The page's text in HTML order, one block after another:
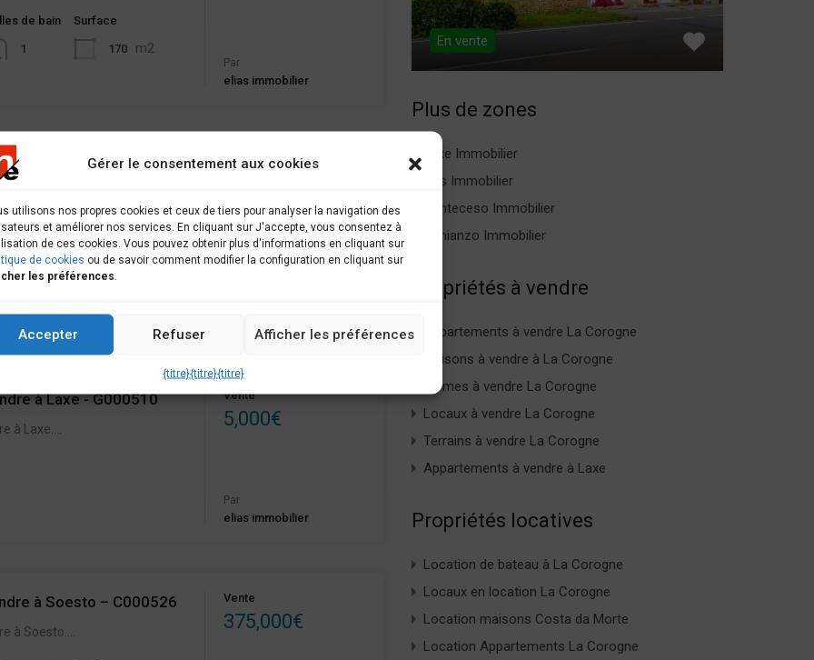
Gérer le consentement aux cookies
utilisons nos propres cookies et ceux de tiers pour analyser la navigation des
et améliorer nos services. En cliquant sur J'accepte, vous consentez à
de ces cookies. Vous pouvez obtenir plus d'informations en cliquant sur
de cookies ou de savoir comment modifier la configuration en cliquant sur
les préférences
Accepter Refuser Afficher les préférences
{titre}{titre}{titre}
de bain
1
Surface
170 m2
Par
elias immobilier
à vendre à Laxe –
vendre à Laxe.…
de bain
2
Surface
94
Vente
à Laxe - G000510
à Laxe....
Vente
5,000€
Par
elias immobilier
à Soesto – C000526
à Soesto.…
Vente
375,000€
En vente
Plus de zones
Laxe Immobilier
Zas Immobilier
Ponteceso Immobilier
Vimianzo Immobilier
Propriétés à vendre
Appartements à vendre La Corogne
Maisons à vendre à La Corogne
Fermes à vendre La Corogne
Locaux à vendre La Corogne
Terrains à vendre La Corogne
Appartements à vendre à Laxe
Propriétés locatives
Location de bateau à La Corogne
Locaux en location La Corogne
Location maisons Costa da Morte
Location Appartements La Corogne